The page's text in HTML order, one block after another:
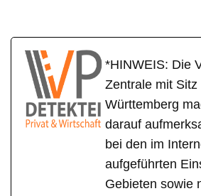
*HINWEIS: Die
Zentrale mit
Württemberg
darauf
bei den im
aufgeführten
Gebieten sowie